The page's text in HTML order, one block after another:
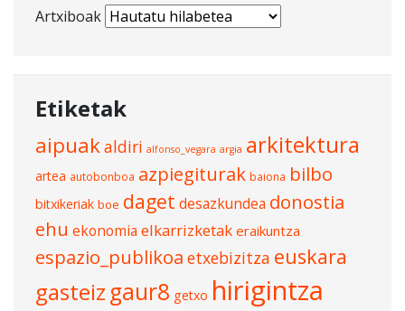
Artxiboak
Etiketak
aipuakaldiri alfonso_vegara argia arkitektura
artea autobonboa azpiegiturak baiona bilbo
bitxikeriak boe daget desazkundea donostia
ehu ekonomia elkarrizketak eraikuntza
espazio_publikoa etxebizitza euskara
gasteiz gaur8 getxo hirigintza